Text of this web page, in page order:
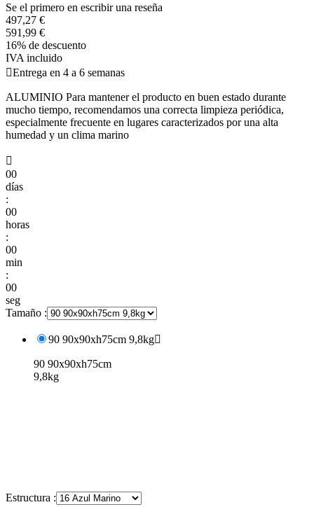
Se el primero en escribir una reseña
497,27 €
591,99 €
16% de descuento
IVA incluido
Entrega en 4 a 6 semanas
ALUMINIO Para mantener el producto en buen estado durante
mucho tiempo, recomendamos una correcta limpieza periódica,
especialmente frecuente en lugares caracterizados por una alta
humedad y un clima marino

00
días
:
00
horas
:
00
min
:
00
seg
Tamaño :
90 90x90xh75cm 9,8kg
90 90x90xh75cm
9,8kg
Estructura :